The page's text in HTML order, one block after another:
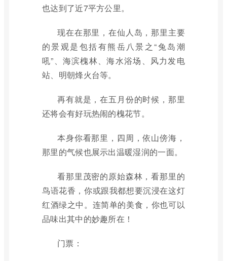
也达到了近7平方公里。
现在在那里，在仙人岛，那里主要
的景观是包括有熊岳八景之“兔岛潮
吼”、海滨槐林、海水浴场、风力发电
站、明朝烽火台等。
再有就是，在五月份的时候，那里
还将会有好玩热闹的槐花节。
本身你看那里，四周，依山傍海，
那里的气候也展示出温暖湿润的一面。
看那里茂密的原始森林，看那里的
鸟语花香，你或跟我都想要沉浸在这灯
红酒绿之中。连简单的美食，你也可以
品味出其中的妙趣所在！
门票：